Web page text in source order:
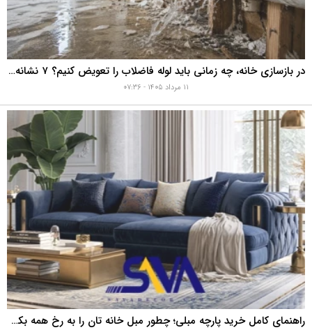
در بازسازی خانه، چه زمانی باید لوله فاضلاب را تعویض کنیم؟ ۷ نشانه‌ای که نباید نادیده بگیرید
راهنمای کامل خرید پارچه مبلی؛ چطور مبل خانه تان را به رخ همه بکشید؟